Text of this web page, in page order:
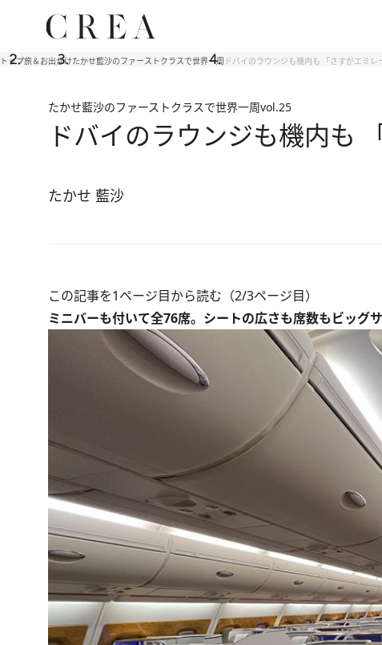
トップ旅＆お出かけたかせ藍沙のファーストクラスで世界一周 ドバイのラウンジも機内も 「さすがエミ
たかせ藍沙のファーストクラスで世界一周vol.25
ドバイのラウンジも機内も
たかせ 藍沙
この記事を1ページ目から読む（2/3ページ目）
ミニバーも付いて全76席。シートの広さも席数もビッグ